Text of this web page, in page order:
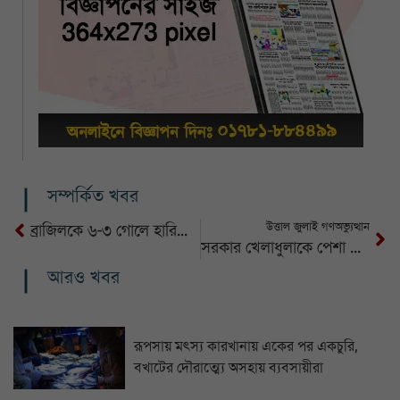
সম্পর্কিত খবর
ব্রাজিলকে ৬-৩ গোলে হারিয়ে চ্যাম্পিয়ন আর্জেন্টিনা উত্তাল জুলাই গণঅভ্যুত্থান
সরকার খেলাধুলাকে পেশা হিসেবে প্রতিষ্ঠা করতে চায়
আরও খবর
রূপসায় মৎস্য কারখানায় একের পর একচুরি,
বখাটের দৌরাত্ম্যে অসহায় ব্যবসায়ীরা